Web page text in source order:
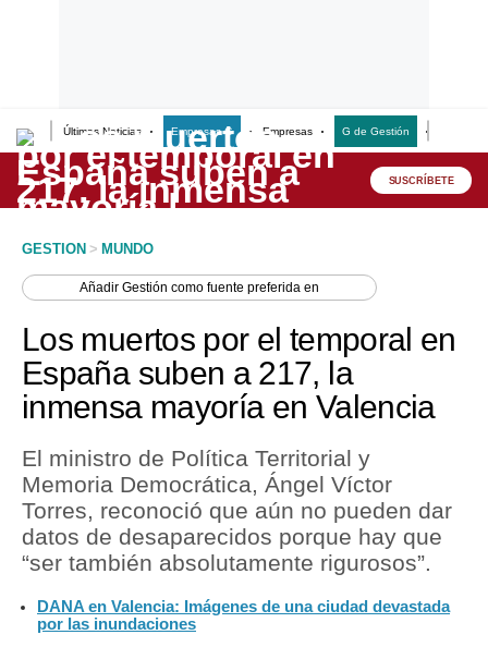
Últimas Noticias Empresas G Empresas G de Gestión
Lo último
Peru Quiosco
Economía
Mercados
Política
Tu Dinero
Finanzas Personales
Inmobiliarias
SUSCRÍBETE
GESTION > MUNDO
AñadirGestión como fuente preferida en
Los muertos por el temporal en
España suben a 217, la
inmensa mayoría en Valencia
El ministro de Política Territorial y
Memoria Democrática, Ángel Víctor
Torres, reconoció que aún no pueden dar
datos de desaparecidos porque hay que
“ser también absolutamente rigurosos”.
DANA en Valencia: Imágenes de una ciudad devastada
por las inundaciones